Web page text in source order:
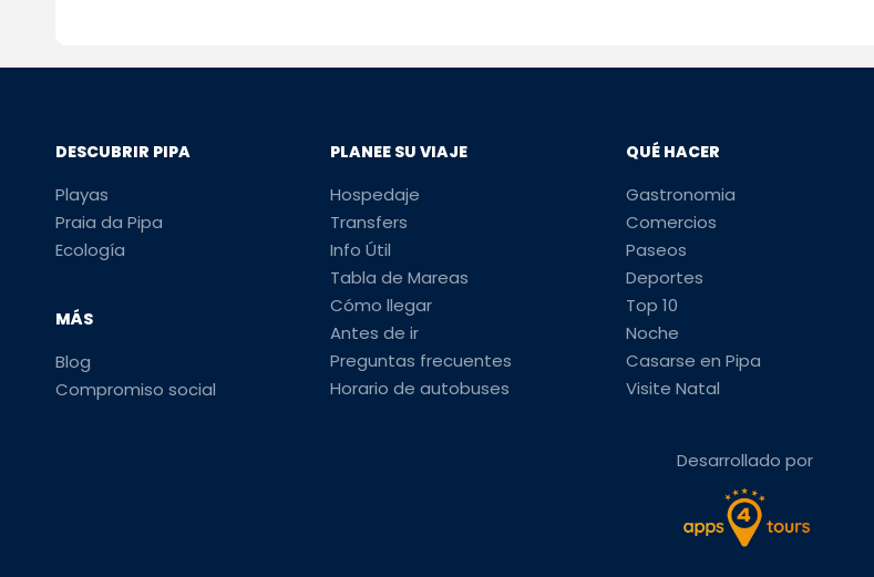
DESCUBRIR PIPA
Playas
Praia da Pipa
Ecología
MÁS
Blog
Compromiso social
PLANEE SU VIAJE
Hospedaje
Transfers
Info Útil
Tabla de Mareas
Cómo llegar
Antes de ir
Preguntas frecuentes
Horario de autobuses
QUÉ HACER
Gastronomia
Comercios
Paseos
Deportes
Top 10
Noche
Casarse en Pipa
Visite Natal
Desarrollado por